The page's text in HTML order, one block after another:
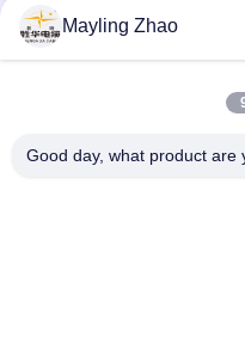
кабель
Mayling Zhao
Good day, what product are